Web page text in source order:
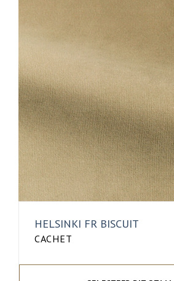
HELSINKI FR BISCUIT
CACHET